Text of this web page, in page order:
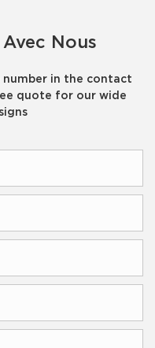
Nous
number in the contact
quote for our wide